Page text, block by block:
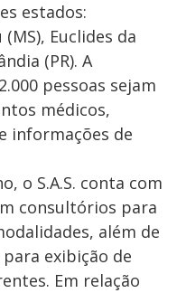
estados:
Euclides da
(PR). A
pessoas sejam
médicos,
informações de
o S.A.S. conta com
consultórios para
além de
exibição de
Em relação